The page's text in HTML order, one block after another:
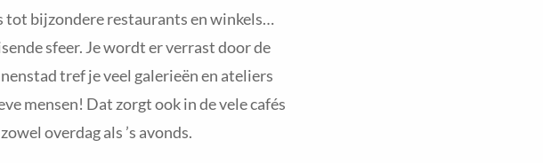
tot bijzondere restaurants en winkels…
sfeer. Je wordt er verrast door de
tref je veel galerieën en ateliers
mensen! Dat zorgt ook in de vele cafés
overdag als ’s avonds.